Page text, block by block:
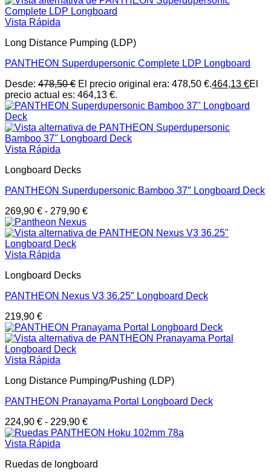
Vista Rápida
Long Distance Pumping (LDP)
PANTHEON Superdupersonic Complete LDP Longboard
Desde: 478,50€ El precio original era: 478,50 €.464,13 €El
precio actual es: 464,13 €.
Vista Rápida
Longboard Decks
PANTHEON Superdupersonic Bamboo 37″ Longboard Deck
269,90 € - 279,90 €
Vista Rápida
Longboard Decks
PANTHEON Nexus V3 36.25″ Longboard Deck
219,90 €
Vista Rápida
Long Distance Pumping/Pushing (LDP)
PANTHEON Pranayama Portal Longboard Deck
224,90 € - 229,90 €
Vista Rápida
Ruedas de longboard